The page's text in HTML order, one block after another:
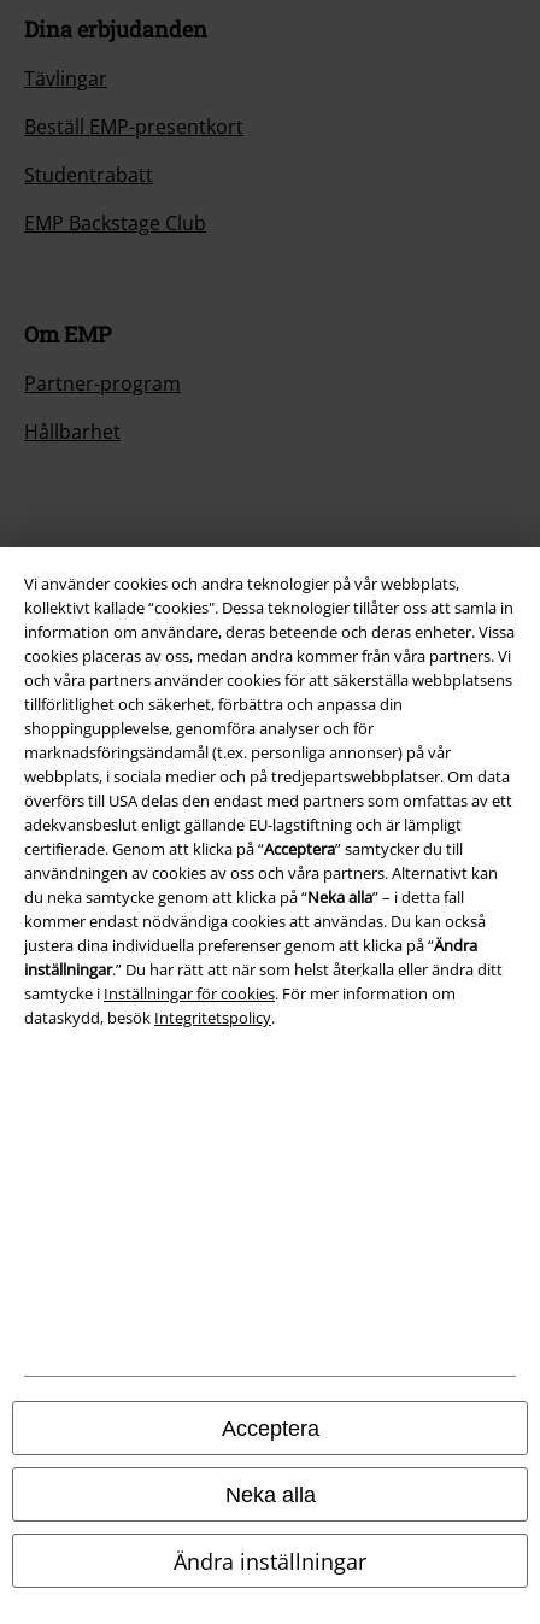
Vi använder cookies och andra teknologier på vår webbplats,
kollektivt kallade “cookies". Dessa teknologier tillåter oss att samla in
information om användare, deras beteende och deras enheter. Vissa
cookies placeras av oss, medan andra kommer från våra partners. Vi
och våra partners använder cookies för att säkerställa webbplatsens
tillförlitlighet och säkerhet, förbättra och anpassa din
shoppingupplevelse, genomföra analyser och för
marknadsföringsändamål (t.ex. personliga annonser) på vår
webbplats, i sociala medier och på tredjepartswebbplatser. Om data
överförs till USA delas den endast med partners som omfattas av ett
adekvansbeslut enligt gällande EU-lagstiftning och är lämpligt
certifierade. Genom att klicka på “Acceptera” samtycker du till
användningen av cookies av oss och våra partners. Alternativt kan
du neka samtycke genom att klicka på “Neka alla” – i detta fall
kommer endast nödvändiga cookies att användas. Du kan också
justera dina individuella preferenser genom att klicka på “Ändra
inställningar.” Du har rätt att när som helst återkalla eller ändra ditt
samtycke i Inställningar för cookies. För mer information om
dataskydd, besök Integritetspolicy.
Acceptera
Neka alla
Ändra inställningar
Dina erbjudanden
Tävlingar
Beställ EMP-presentkort
Studentrabatt
EMP Backstage Club
Om EMP
Partner-program
Hållbarhet
Bli en del av gemenskapen!
Betalningsmetod
A Warner Music Group Company